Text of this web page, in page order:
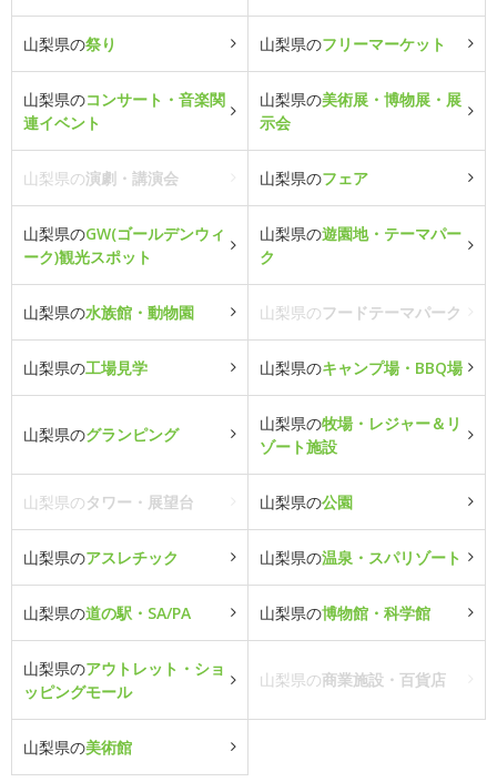
山梨県の祭り 山梨県のフリーマーケット
山梨県のコンサート・音楽関
連イベント
山梨県の美術展・博物展・展
示会
山梨県の演劇・講演会 山梨県のフェア
山梨県のGW(ゴールデンウィ
ーク)観光スポット
山梨県の遊園地・テーマパー
ク
山梨県の水族館・動物園 山梨県のフードテーマパーク
山梨県の工場見学 山梨県のキャンプ場・BBQ場
山梨県のグランピング
山梨県の牧場・レジャー＆リ
ゾート施設
山梨県のタワー・展望台 山梨県の公園
山梨県のアスレチック 山梨県の温泉・スパリゾート
山梨県の道の駅・SA/PA 山梨県の博物館・科学館
山梨県のアウトレット・ショ
ッピングモール
山梨県の商業施設・百貨店
山梨県の美術館